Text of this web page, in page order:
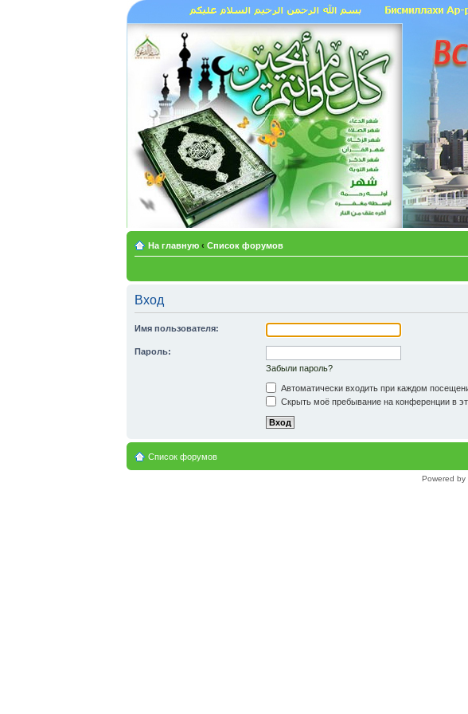
На главную ‹ Список форумов
Вход
Имя пользователя:
Пароль:
Забыли пароль?
Автоматически входить при каждом
Скрыть моё пребывание на конференции в
Список форумов
Powered by